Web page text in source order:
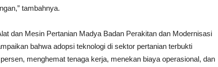
tambahnya.
dan Mesin Pertanian Madya Badan Perakitan dan Modernisasi
bahwa adopsi teknologi di sektor pertanian terbukti
menghemat tenaga kerja, menekan biaya operasional, dan